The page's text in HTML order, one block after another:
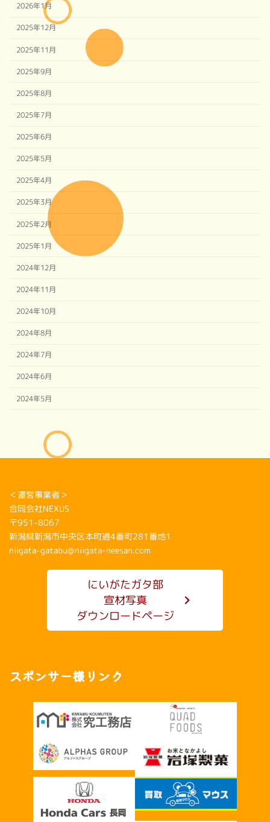
2026年1月
2025年12月
2025年11月
2025年9月
2025年8月
2025年7月
2025年6月
2025年5月
2025年4月
2025年3月
2025年2月
2025年1月
2024年12月
2024年11月
2024年10月
2024年8月
2024年7月
2024年6月
2024年5月
＜運営事業者＞
合同会社NEXUS
〒951-8067
新潟県新潟市中央区本町通4番町281番地1
niigata-gatabu@niigata-neesan.com
にいがたガタ部
宣材写真
ダウンロードページ
スポンサー様リンク